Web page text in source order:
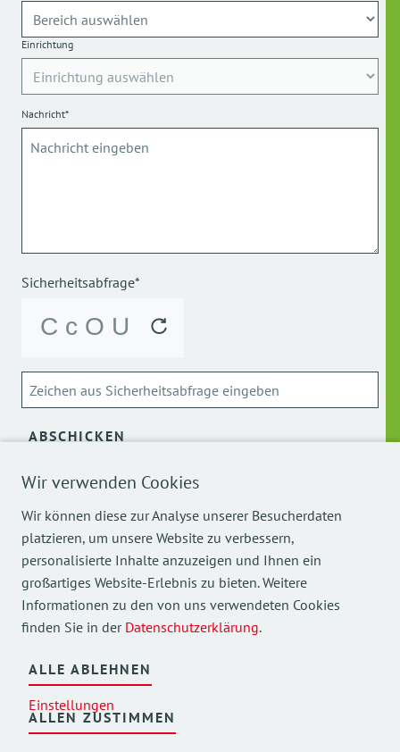
Wir verwenden Cookies
Wir können diese zur Analyse unserer Besucherdaten
platzieren, um unsere Website zu verbessern,
personalisierte Inhalte anzuzeigen und Ihnen ein
großartiges Website-Erlebnis zu bieten. Weitere
Informationen zu den von uns verwendeten Cookies
finden Sie in der Datenschutzerklärung.
ALLE ABLEHNEN
Einstellungen
ALLEN ZUSTIMMEN
Einrichtung
Nachricht*
Sicherheitsabfrage*
ABSCHICKEN
Über die Verarbeitung meiner personenbezogenen Daten
Mehr Einblicke in unsere Arbeit finden Sie auch auf
unseren Social Media Kanälen.